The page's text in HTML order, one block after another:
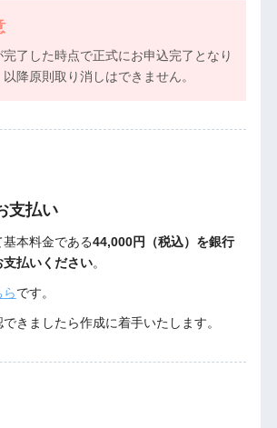
完了した時点で正式にお申込完了となり
降原則取り消しはできません。
支払い
本料金である44,000円（税込）を銀行
払いください。
です。
きましたら作成に着手いたします。